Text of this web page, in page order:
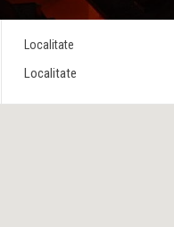
Localitate
Localitate